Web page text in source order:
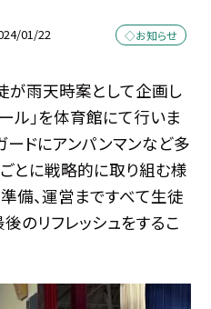
01/22 ◇お知らせ
が雨天時案として企画し
ル」を体育館にて行いま
ードにアンパンマンなど多
とに戦略的に取り組む様
備、運営まですべて生徒
のリフレッシュをするこ